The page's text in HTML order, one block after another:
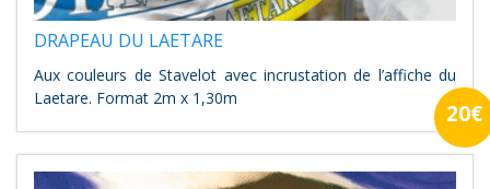
DRAPEAU DU LAETARE
Aux couleurs de Stavelot avec incrustation de l’affiche du
Laetare. Format 2m x 1,30m
20€